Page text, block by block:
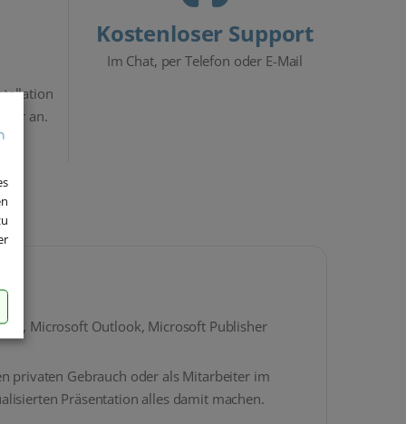
an.
Kostenloser Support
Im Chat, per Telefon oder E-Mail
Microsoft Outlook, Microsoft Publisher
privaten Gebrauch oder als Mitarbeiter im
Präsentation alles damit machen.